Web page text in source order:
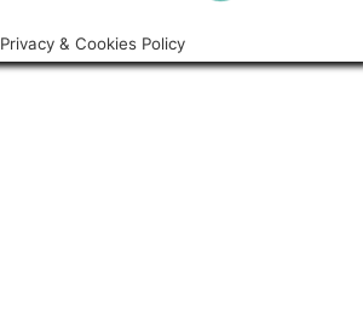
Privacy & Cookies Policy